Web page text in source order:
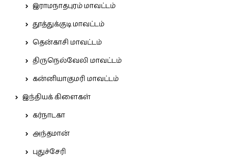
இராமநாதபுரம் மாவட்டம்
தூத்துக்குடி மாவட்டம்
தென்காசி மாவட்டம்
திருநெல்வேலி மாவட்டம்
கன்னியாகுமரி மாவட்டம்
இந்தியக் கிளைகள்
கர்நாடகா
அந்தமான்
புதுச்சேரி